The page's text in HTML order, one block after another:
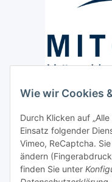
Wie wir Cookies
Durch Klicken auf
Einsatz folgender
Vimeo, ReCaptcha.
ändern
finden Sie unter
Paketdienst und
Regionaler
Sicherheit